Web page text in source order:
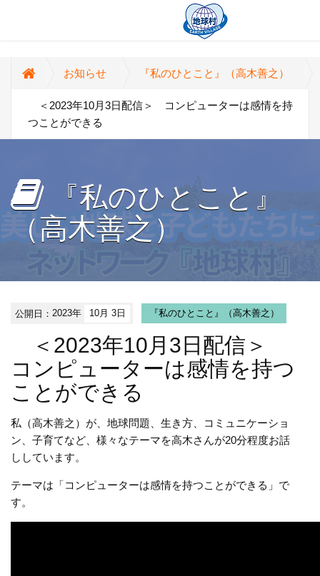
お知らせ 『私のひとこと』（高木善之）
＜2023年10月3日配信＞ コンピューターは感情を持
つことができる
『私のひとこと』
（高木善之）
公開日：2023年 10月 3日 『私のひとこと』（高木善之）
＜2023年10月3日配信＞
コンピューターは感情を持つ
ことができる
私（高木善之）が、地球問題、生き方、コミュニケーショ
ン、子育てなど、様々なテーマを高木さんが20分程度お話
ししています。
テーマは「コンピューターは感情を持つことができる」で
す。